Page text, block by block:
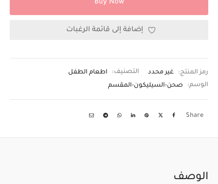
Buy Now
إضافة إلى قائمة الرغبات
رمز المنتج: غير محدد التصنيف:
اطعام الطفل
الوسم:
صحن-السيليكون-المقسم
Share
الوصف